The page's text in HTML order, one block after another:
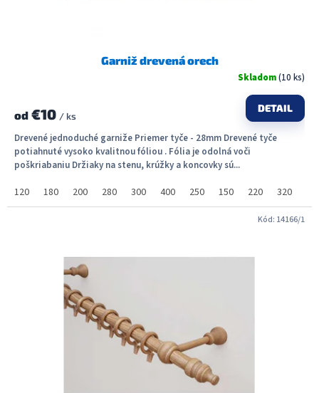
Garniž drevená orech
Skladom(10 ks)
od €10 / ks
DETAIL
Drevené jednoduché garniže Priemer tyče - 28mm Drevené tyče
potiahnuté vysoko kvalitnou fóliou . Fólia je odolná voči
poškriabaniu Držiaky na stenu, krúžky a koncovky sú...
120 180 200 280 300 400 250 150 220 320
Kód: 14166/1